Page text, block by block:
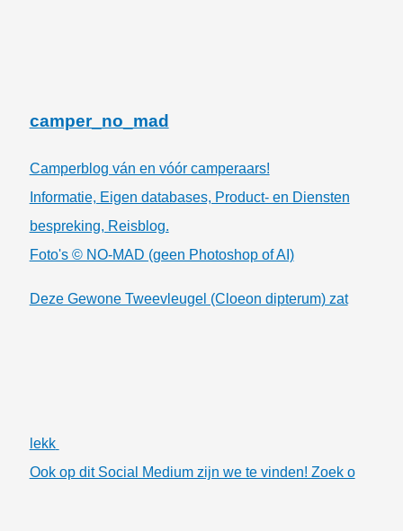
camper_no_mad
Camperblog ván en vóór camperaars!
Informatie, Eigen databases, Product- en Diensten
bespreking, Reisblog.
Foto's © NO-MAD (geen Photoshop of AI)
Deze Gewone Tweevleugel (Cloeon dipterum) zat
lekk
Ook op dit Social Medium zijn we te vinden! Zoek o